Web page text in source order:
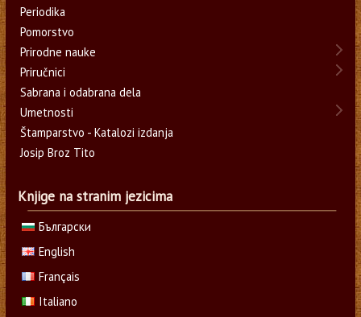
Periodika
Pomorstvo
Prirodne nauke
Priručnici
Sabrana i odabrana dela
Umetnosti
Štamparstvo - Katalozi izdanja
Josip Broz Tito
Knjige na stranim jezicima
Български
English
Français
Italiano